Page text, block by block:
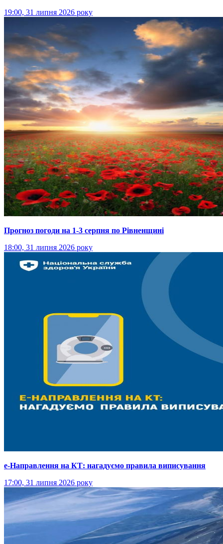
19:00, 31 липня 2026 року
Прогноз погоди на 1-3 серпня по Рівненщині
18:00, 31 липня 2026 року
е-Направлення на КТ: нагадуємо правила виписування
17:00, 31 липня 2026 року